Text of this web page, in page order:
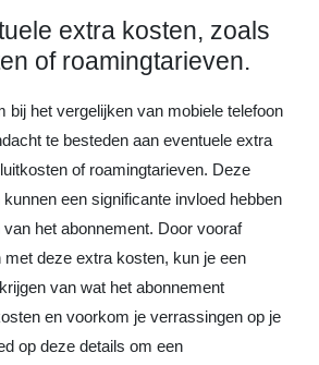
extra kosten, zoals
of roamingtarieven.
bij het vergelijken van mobiele telefoon
te besteden aan eventuele extra
of roamingtarieven. Deze
een significante invloed hebben
het abonnement. Door vooraf
met deze extra kosten, kun je een
van wat het abonnement
en voorkom je verrassingen op je
op deze details om een